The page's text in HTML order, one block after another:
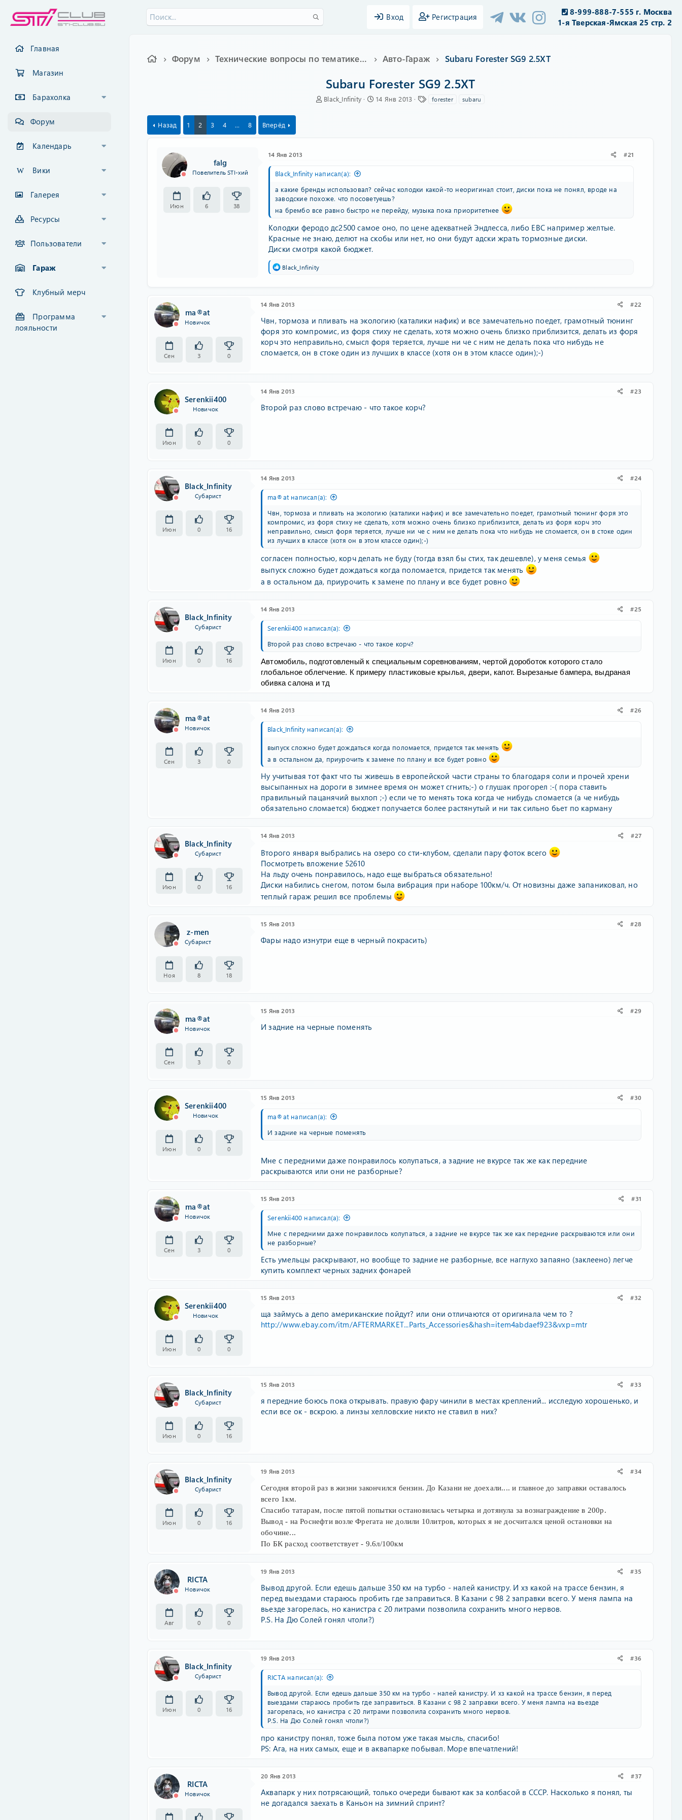
Вход Регистрация
8-999-888-7-555 г. Москва
1-я Тверская-Ямская 25 стр. 2
Главная
Магазин
Барахолка
Форум
Календарь
Вики
Галерея
Ресурсы
Пользователи
Гараж
Клубный мерч
Программа
лояльности
Форум Технические вопросы по тематике Subaru Авто-Гараж Subaru Forester SG9 2.5XT
Subaru Forester SG9 2.5XT
А
ы
Black_Infinity
Д
14 Янв 2013 forester subaru
Назад 1 2 3 4 ... 8 Вперёд
falg
Повелитель STI-хий
Июн 6 38
14 Янв 2013 #21
Black_Infinity написал(а):
а какие бренды использовал? сейчас колодки какой-то неоригинал стоит, диски пока не понял, вроде на
заводские похоже. что посоветуешь?
на брембо все равно быстро не перейду, музыка пока приоритетнее
Колодки феродо дс2500 самое оно, по цене адекватней Эндлесса, либо EBC например желтые.
Красные не знаю, делют на скобы или нет, но они будут адски жрать тормозные диски.
Диски смотря какой бюджет.
Р
и
:
Black_Infinity
ma®at
Новичок
Сен 3 0
14 Янв 2013 #22
Чвн, тормоза и пливать на экологию (каталики нафик) и все замечательно поедет, грамотный тюнинг
форя это компромис, из форя стиху не сделать, хотя можно очень близко приблизится, делать из форя
корч это неправильно, смысл форя теряется, лучше ни че с ним не делать пока что нибудь не
сломается, он в стоке один из лучших в классе (хотя он в этом классе один);-)
Serenkii400
Новичок
Июн 0 0
14 Янв 2013 #23
Второй раз слово встречаю - что такое корч?
Black_Infinity
Субарист
Июн 0 16
14 Янв 2013 #24
ma®at написал(а):
Чвн, тормоза и пливать на экологию (каталики нафик) и все замечательно поедет, грамотный тюнинг форя это
компромис, из форя стиху не сделать, хотя можно очень близко приблизится, делать из форя корч это
неправильно, смысл форя теряется, лучше ни че с ним не делать пока что нибудь не сломается, он в стоке один
из лучших в классе (хотя он в этом классе один);-)
согласен полностью, корч делать не буду (тогда взял бы стих, так дешевле), у меня семья
выпуск сложно будет дождаться когда поломается, придется так менять
а в остальном да, приурочить к замене по плану и все будет ровно
Black_Infinity
Субарист
Июн 0 16
14 Янв 2013 #25
Serenkii400 написал(а):
Второй раз слово встречаю - что такое корч?
Автомобиль, подготовленый к специальным соревнованиям, чертой дороботок которого стало
глобальное облегчение. К примеру пластиковые крылья, двери, капот. Вырезаные бампера, выдраная
обивка салона и тд
ma®at
Новичок
Сен 3 0
14 Янв 2013 #26
Black_Infinity написал(а):
выпуск сложно будет дождаться когда поломается, придется так менять
а в остальном да, приурочить к замене по плану и все будет ровно
Ну учитывая тот факт что ты живешь в европейской части страны то благодаря соли и прочей хрени
высыпанных на дороги в зимнее время он может сгнить;-) о глушак прогорел :-( пора ставить
правильный пацанячий выхлоп ;-) если че то менять тока когда че нибудь сломается (а че нибудь
обязательно сломается) бюджет получается более растянутый и ни так сильно бьет по карману
Black_Infinity
Субарист
Июн 0 16
14 Янв 2013 #27
Второго января выбрались на озеро со сти-клубом, сделали пару фоток всего
Посмотреть вложение 52610
На льду очень понравилось, надо еще выбраться обязательно!
Диски набились снегом, потом была вибрация при наборе 100км/ч. От новизны даже запаниковал, но
теплый гараж решил все проблемы
z-men
Субарист
Ноя 8 18
15 Янв 2013 #28
Фары надо изнутри еще в черный покрасить)
ma®at
Новичок
Сен 3 0
15 Янв 2013 #29
И задние на черные поменять
Serenkii400
Новичок
Июн 0 0
15 Янв 2013 #30
ma®at написал(а):
И задние на черные поменять
Мне с передними даже понравилось колупаться, а задние не вкурсе так же как передние
раскрываются или они не разборные?
ma®at
Новичок
Сен 3 0
15 Янв 2013 #31
Serenkii400 написал(а):
Мне с передними даже понравилось колупаться, а задние не вкурсе так же как передние раскрываются или они
не разборные?
Есть умельцы раскрывают, но вообще то задние не разборные, все наглухо запаяно (заклеено) легче
купить комплект черных задних фонарей
Serenkii400
Новичок
Июн 0 0
15 Янв 2013 #32
ща займусь а депо американские пойдут? или они отличаются от оригинала чем то ?
http://www.ebay.com/itm/AFTERMARKET...Parts_Accessories&hash=item4abdaef923&vxp=mtr
Black_Infinity
Субарист
Июн 0 16
15 Янв 2013 #33
я передние боюсь пока открывать. правую фару чинили в местах креплений... исследую хорошенько, и
если все ок - вскрою. а линзы хелловские никто не ставил в них?
Black_Infinity
Субарист
Июн 0 16
19 Янв 2013 #34
Сегодня второй раз в жизни закончился бензин. До Казани не доехали.... и главное до заправки оставалось
всего 1км.
Спасибо татарам, после пятой попытки остановилась четырка и дотянула за вознаграждение в 200р.
Вывод - на Роснефти возле Фрегата не долили 10литров, которых я не досчитался ценой остановки на
обочине...
По БК расход соответствует - 9.6л/100км
RICTA
Новичок
Авг 0 0
19 Янв 2013 #35
Вывод другой. Если едешь дальше 350 км на турбо - налей канистру. И хз какой на трассе бензин, я
перед выездами стараюсь пробить где заправиться. В Казани с 98 2 заправки всего. У меня лампа на
вьезде загорелась, но канистра с 20 литрами позволила сохранить много нервов.
P.S. На Дю Солей гонял чтоли?)
Black_Infinity
Субарист
Июн 0 16
19 Янв 2013 #36
RICTA написал(а):
Вывод другой. Если едешь дальше 350 км на турбо - налей канистру. И хз какой на трассе бензин, я перед
выездами стараюсь пробить где заправиться. В Казани с 98 2 заправки всего. У меня лампа на вьезде
загорелась, но канистра с 20 литрами позволила сохранить много нервов.
P.S. На Дю Солей гонял чтоли?)
про канистру понял, тоже была потом уже такая мысль, спасибо!
PS: Ага, на них самых, еще и в аквапарке побывал. Море впечатлений!
RICTA
Новичок
20 Янв 2013 #37
Аквапарк у них потрясающий, только очереди бывают как за колбасой в СССР. Насколько я понял, ты
не догадался заехать в Каньон на зимний спринт?